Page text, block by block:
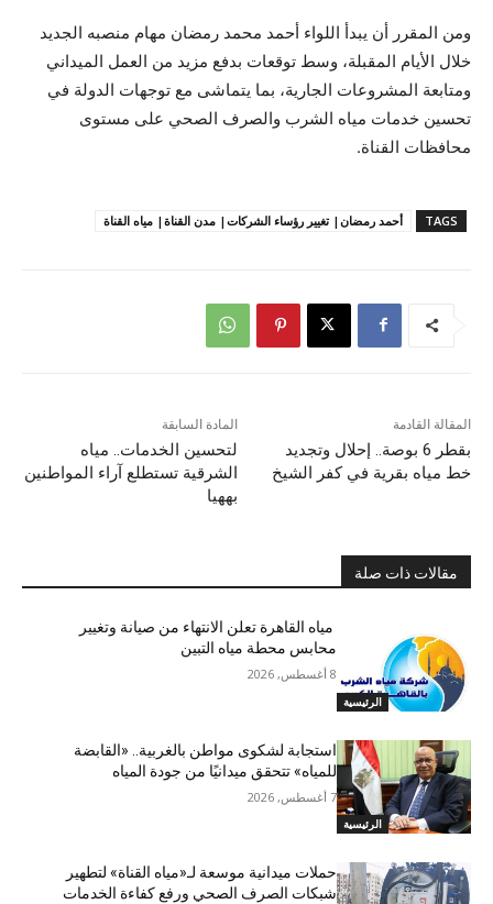
ومن المقرر أن يبدأ اللواء أحمد محمد رمضان مهام منصبه الجديد
خلال الأيام المقبلة، وسط توقعات بدفع مزيد من العمل الميداني
ومتابعة المشروعات الجارية، بما يتماشى مع توجهات الدولة في
تحسين خدمات مياه الشرب والصرف الصحي على مستوى
محافظات القناة.
TAGS أحمد رمضان| تغيير رؤساء الشركات| مدن القناة| مياه القناة
المادة السابقة
لتحسين الخدمات.. مياه
الشرقية تستطلع آراء المواطنين
بههيا
المقالة القادمة
بقطر 6 بوصة.. إحلال وتجديد
خط مياه بقرية في كفر الشيخ
مقالات ذات صلة
الرئيسية
مياه القاهرة تعلن الانتهاء من صيانة وتغيير
محابس محطة مياه التبين
8 أغسطس, 2026
الرئيسية
استجابة لشكوى مواطن بالغربية.. «القابضة
للمياه» تتحقق ميدانيًا من جودة المياه
7 أغسطس, 2026
حملات ميدانية موسعة لـ«مياه القناة» لتطهير
شبكات الصرف الصحي ورفع كفاءة الخدمات